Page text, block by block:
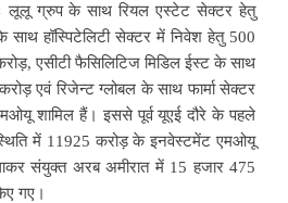
लूलू ग्रुप के साथ रियल एस्टेट सेक्टर हेतु
साथ हॉस्पिटेलिटी सेक्टर में निवेश हेतु 500
एसीटी फैसिलिटिज मिडिल ईस्ट के साथ
एवं रिजेन्ट ग्लोबल के साथ फार्मा सेक्टर
शामिल हैं। इससे पूर्व यूएई दौरे के पहले
में 11925 करोड़ के इनवेस्टमेंट एमओयू
संयुक्त अरब अमीरात में 15 हजार 475
गए।